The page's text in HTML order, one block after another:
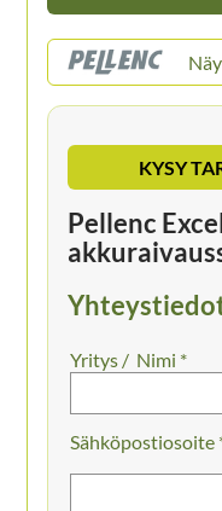
KYSY
Pellenc
Nimi *
Sähköpostiosoite